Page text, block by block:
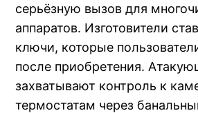
серьёзную вызов для
аппаратов. Изготовители
ключи, которые
после приобретения.
захватывают контроль к
термостатам через